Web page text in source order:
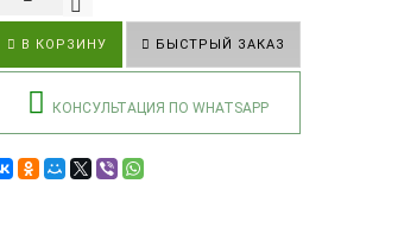
В КОРЗИНУ БЫСТРЫЙ ЗАКАЗ
КОНСУЛЬТАЦИЯ ПО WHATSAPP